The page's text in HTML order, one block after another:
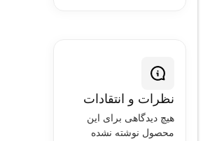
نظرات و انتقادات
هیچ دیدگاهی برای این
محصول نوشته نشده